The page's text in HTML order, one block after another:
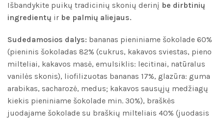
Išbandykite puikų tradicinių skonių derinį be dirbtinių
ingredientų ir be palmių aliejaus.
Sudedamosios dalys: bananas pieniniame šokolade 60%
(pieninis šokoladas 82% (cukrus, kakavos sviestas, pieno
milteliai, kakavos masė, emulsiklis: lecitinai, natūralus
vanilės skonis), liofilizuotas bananas 17%, glazūra: guma
arabikas, sacharozė, medus; kakavos sausųjų medžiagų
kiekis pieniniame šokolade min. 30%), braškės
juodajame šokolade su braškių milteliais 40% (juodasis